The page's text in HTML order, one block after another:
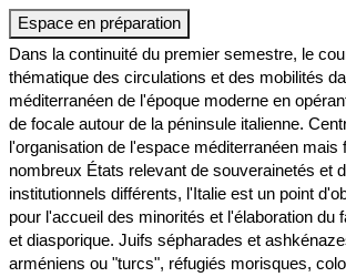
Espace en préparation
Dans la continuité du premier semestre, le
thématique des circulations et des mobilités
méditerranéen de l'époque moderne en
de focale autour de la péninsule italienne.
l'organisation de l'espace méditerranéen mais
nombreux États relevant de souverainetés et
institutionnels différents, l'Italie est un point
pour l'accueil des minorités et l'élaboration du
et diasporique. Juifs sépharades et
arméniens ou "turcs", réfugiés morisques,